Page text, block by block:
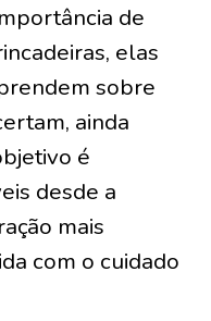
de
elas
sobre
ainda
é
desde a
mais
com o cuidado